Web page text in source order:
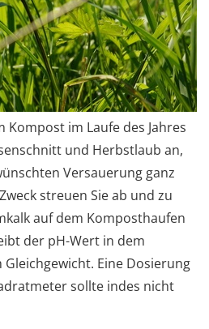
Kompost im Laufe des Jahres
und Herbstlaub an,
Versauerung ganz
streuen Sie ab und zu
auf dem Komposthaufen
der pH-Wert in dem
Eine Dosierung
sollte indes nicht